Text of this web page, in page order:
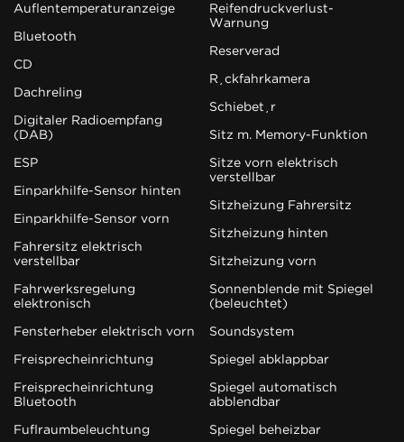
Außentemperaturanzeige
Bluetooth
CD
Dachreling
Digitaler Radioempfang
(DAB)
ESP
Einparkhilfe-Sensor hinten
Einparkhilfe-Sensor vorn
Fahrersitz elektrisch
verstellbar
Fahrwerksregelung
elektronisch
Fensterheber elektrisch vorn
Freisprecheinrichtung
Freisprecheinrichtung
Bluetooth
Fußraumbeleuchtung
Reifendruckverlust-
Warnung
Reserverad
Rückfahrkamera
Schiebetür
Sitz m. Memory-Funktion
Sitze vorn elektrisch
verstellbar
Sitzheizung Fahrersitz
Sitzheizung hinten
Sitzheizung vorn
Sonnenblende mit Spiegel
(beleuchtet)
Soundsystem
Spiegel abklappbar
Spiegel automatisch
abblendbar
Spiegel beheizbar